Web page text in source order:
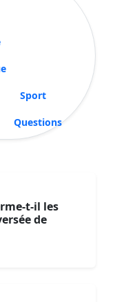
Sport
Questions
t-il les
de